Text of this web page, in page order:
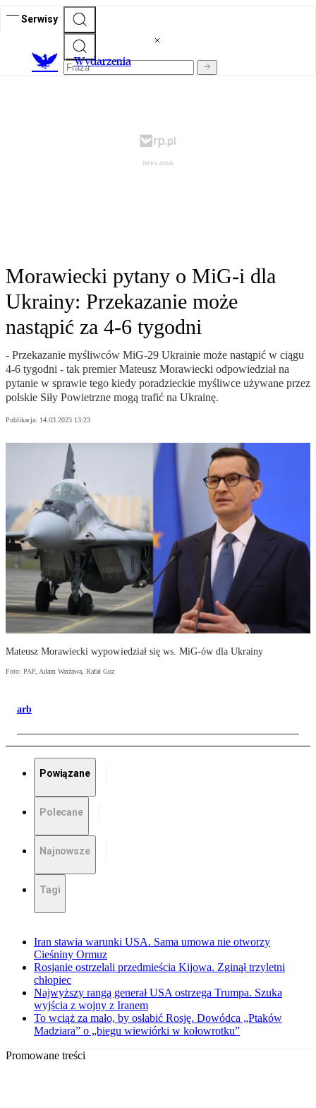
Serwisy
Wydarzenia
Morawiecki pytany o MiG-i dla
Ukrainy: Przekazanie może
nastąpić za 4-6 tygodni
- Przekazanie myśliwców MiG-29 Ukrainie może nastąpić w ciągu
4-6 tygodni - tak premier Mateusz Morawiecki odpowiedział na
pytanie w sprawie tego kiedy poradzieckie myśliwce używane przez
polskie Siły Powietrzne mogą trafić na Ukrainę.
Publikacja: 14.03.2023 13:23
Mateusz Morawiecki wypowiedział się ws. MiG-ów dla Ukrainy
Foto: PAP, Adam Warżawa, Rafał Guz
arb
Powiązane
Polecane
Najnowsze
Tagi
Iran stawia warunki USA. Sama umowa nie otworzy
Cieśniny Ormuz
Rosjanie ostrzelali przedmieścia Kijowa. Zginął trzyletni
chłopiec
Najwyższy rangą generał USA ostrzega Trumpa. Szuka
wyjścia z wojny z Iranem
To wciąż za mało, by osłabić Rosję. Dowódca „Ptaków
Madziara” o „biegu wiewiórki w kołowrotku”
Promowane treści